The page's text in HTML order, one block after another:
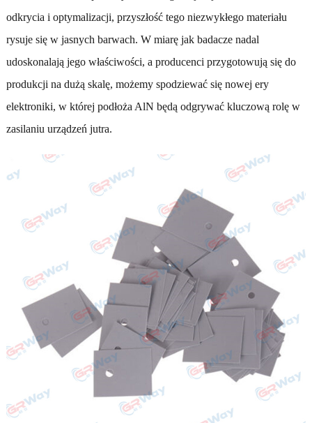
odkrycia i optymalizacji, przyszłość tego niezwykłego materiału
rysuje się w jasnych barwach. W miarę jak badacze nadal
udoskonalają jego właściwości, a producenci przygotowują się do
produkcji na dużą skalę, możemy spodziewać się nowej ery
elektroniki, w której podłoża AlN będą odgrywać kluczową rolę w
zasilaniu urządzeń jutra.